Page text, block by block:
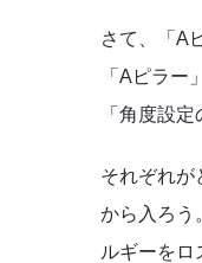
さて、「A
「Aピラ
「角度設
それぞれが
から入ろう
ルギーを